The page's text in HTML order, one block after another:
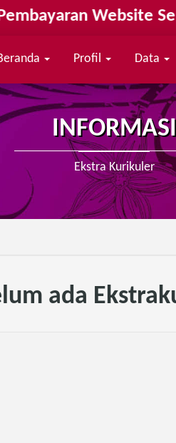
Website
Profil Data
INFORMASI
Ekstra Kurikuler
ada